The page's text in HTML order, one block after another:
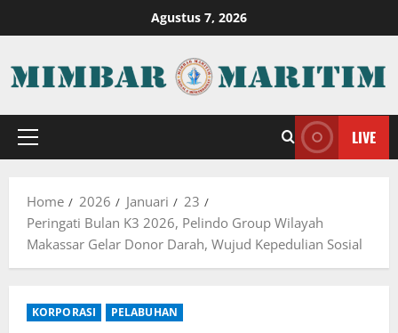
to
Agustus 7, 2026
Primary
LIVE
Home 2026 Januari
23
Peringati Bulan K3 2026, Pelindo Group Wilayah
Makassar Gelar Donor Darah, Wujud Kepedulian Sosial
KORPORASI PELABUHAN